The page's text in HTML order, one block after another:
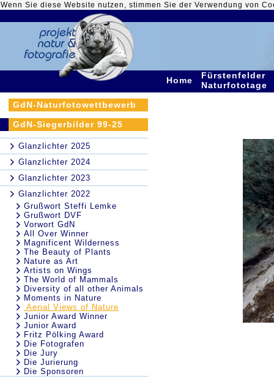
Wenn Sie diese Website nutzen, stimmen Sie der Verwendung von
Home
Fürstenfelder
Naturfototage
GdN-Naturfotowettbewerb
GdN-Siegerbilder 99-25
Glanzlichter 2025
Glanzlichter 2024
Glanzlichter 2023
Glanzlichter 2022
Grußwort Steffi Lemke
Grußwort DVF
Vorwort GdN
All Over Winner
Magnificent Wilderness
The Beauty of Plants
Nature as Art
Artists on Wings
The World of Mammals
Diversity of all other Animals
Moments in Nature
Aerial Views of Nature
Junior Award Winner
Junior Award
Fritz Pölking Award
Die Fotografen
Die Jury
Die Jurierung
Die Sponsoren